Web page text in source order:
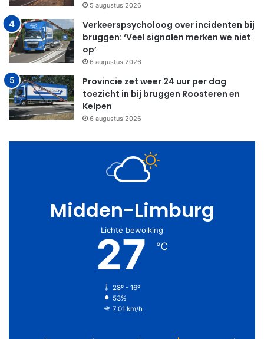
5 augustus 2026
Verkeerspsycholoog over incidenten bij
bruggen: ‘Veel signalen merken we niet
op’
6 augustus 2026
Provincie zet weer 24 uur per dag
toezicht in bij bruggen Roosteren en
Kelpen
6 augustus 2026
Midden-Limburg
Lichte bewolking
27 ℃
28º - 16º
53%
7.01 km/h